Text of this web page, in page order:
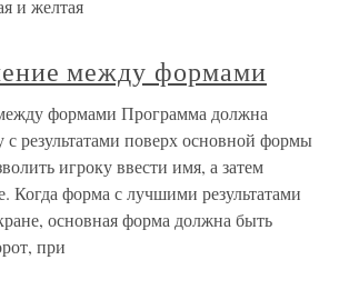
и желтая
между формами
формами Программа должна
результатами поверх основной формы
игроку ввести имя, а затем
Когда форма с лучшими результатами
основная форма должна быть
при